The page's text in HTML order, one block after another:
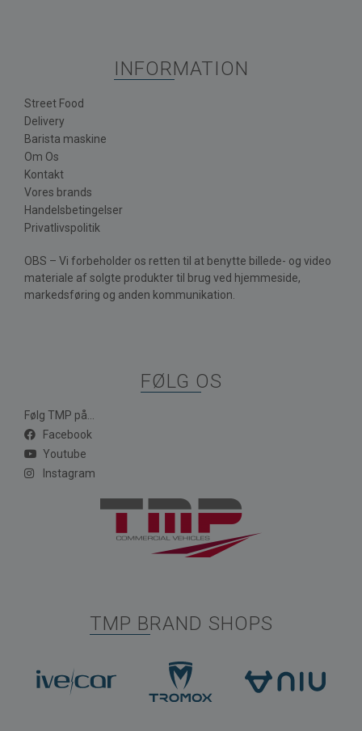
INFORMATION
Street Food
Delivery
Barista maskine
Om Os
Kontakt
Vores brands
Handelsbetingelser
Privatlivspolitik
OBS – Vi forbeholder os retten til at benytte billede- og video
materiale af solgte produkter til brug ved hjemmeside,
markedsføring og anden kommunikation.
FØLG OS
Følg TMP på...
Facebook
Youtube
Instagram
TMP BRAND SHOPS